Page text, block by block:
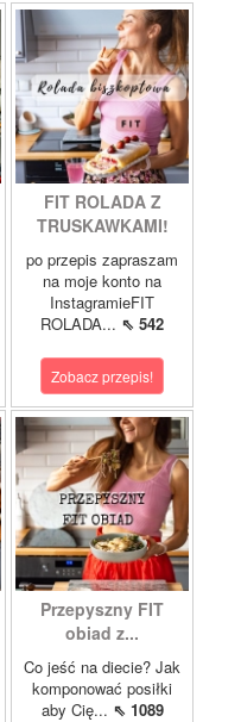
FIT ROLADA Z
TRUSKAWKAMI!
po przepis zapraszam
na moje konto na
InstagramieFIT
ROLADA... ⇖ 542
Zobacz przepis!
Przepyszny FIT
obiad z...
Co jeść na diecie? Jak
komponować posiłki
aby Cię... ⇖ 1089